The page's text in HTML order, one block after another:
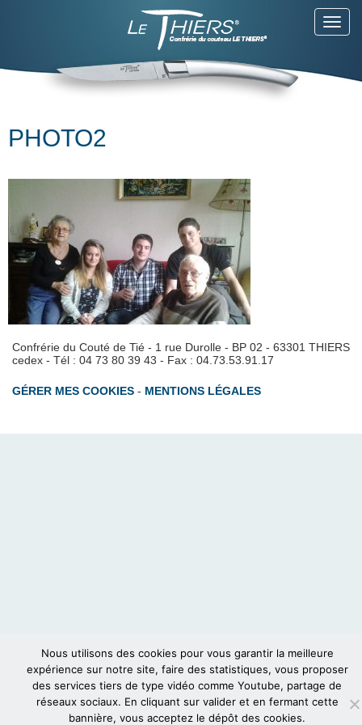
PHOTO2
Confrérie du Couté de Tié - 1 rue Durolle - BP 02 - 63301 THIERS
cedex - Tél : 04 73 80 39 43 - Fax : 04.73.53.91.17
GÉRER MES COOKIES - MENTIONS LÉGALES
Nous utilisons des cookies pour vous garantir la meilleure
expérience sur notre site, faire des statistiques, vous proposer
des services tiers de type vidéo comme Youtube, partage de
réseaux sociaux. En cliquant sur valider et en fermant cette
bannière, vous acceptez le dépôt des cookies.